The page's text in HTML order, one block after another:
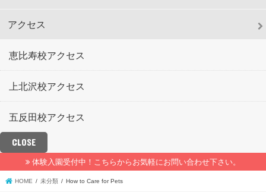
アクセス
恵比寿校アクセス
上北沢校アクセス
五反田校アクセス
CLOSE
体験入園受付中！こちらからお気軽にお問い合わせ下さい。
HOME 未分類 How to Care for Pets